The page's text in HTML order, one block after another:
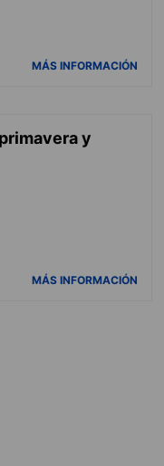
MÁS INFORMACIÓN
y
MÁS INFORMACIÓN